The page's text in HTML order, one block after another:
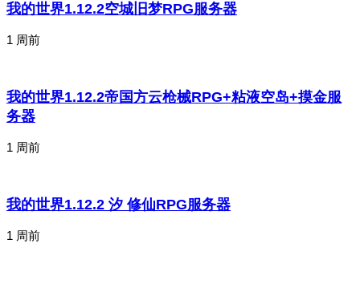
我的世界1.12.2空城旧梦RPG服务器
1 周前
我的世界1.12.2帝国方云枪械RPG+粘液空岛+摸金服
务器
1 周前
我的世界1.12.2 汐 修仙RPG服务器
1 周前